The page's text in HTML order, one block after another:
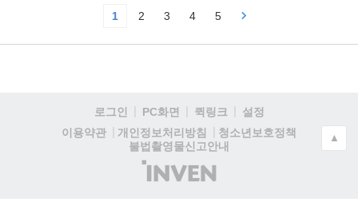
1 2 3 4 5
로그인 PC화면 퀵링크
설정
이용약관
개인정보처리방침
청소년보호정책
불법촬영물신고안내
(주)
인
▲